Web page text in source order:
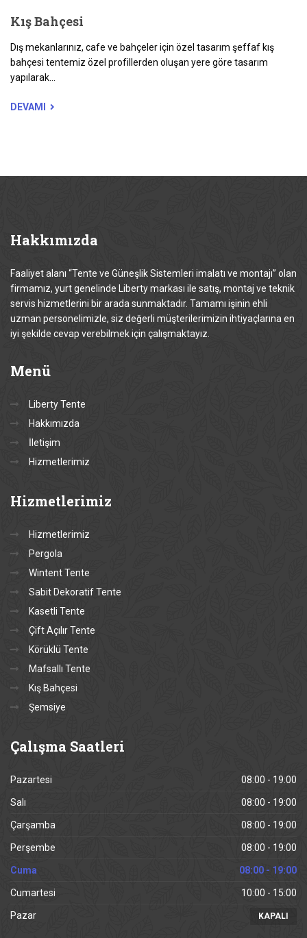
Kış Bahçesi
Dış mekanlarınız, cafe ve bahçeler için özel tasarım şeffaf kış
bahçesi tentemiz özel profillerden oluşan yere göre tasarım
yapılarak...
DEVAMI
Hakkımızda
Faaliyet alanı “Tente ve Güneşlik Sistemleri imalatı ve montajı” olan
firmamız, yurt genelinde Liberty markası ile satış, montaj ve teknik
servis hizmetlerini bir arada sunmaktadır. Tamamı işinin ehli
uzman personelimizle, siz değerli müşterilerimizin ihtiyaçlarına en
iyi şekilde cevap verebilmek için çalışmaktayız.
Menü
Liberty Tente
Hakkımızda
İletişim
Hizmetlerimiz
Hizmetlerimiz
Hizmetlerimiz
Pergola
Wintent Tente
Sabit Dekoratif Tente
Kasetli Tente
Çift Açılır Tente
Körüklü Tente
Mafsallı Tente
Kış Bahçesi
Şemsiye
Çalışma Saatleri
Pazartesi 08:00 - 19:00
Salı 08:00 - 19:00
Çarşamba 08:00 - 19:00
Perşembe 08:00 - 19:00
Cuma 08:00 - 19:00
Cumartesi 10:00 - 15:00
Pazar KAPALI